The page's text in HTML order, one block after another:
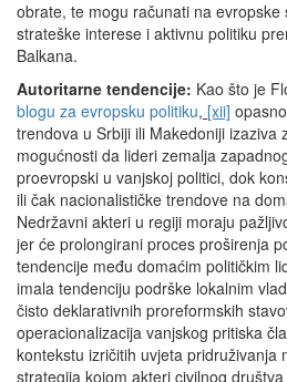
obrate, te mogu računati na evropske
strateške interese i aktivnu politiku
Balkana.
Autoritarne tendencije: Kao što je
blogu za evropsku politiku, [xii]
trendova u Srbiji ili Makedoniji izaziva
mogućnosti da lideri zemalja
proevropski u vanjskoj politici, dok
ili čak nacionalističke trendove na
Nedržavni akteri u regiji moraju
jer će prolongirani proces proširenja
tendencije među domaćim političkim
imala tendenciju podrške lokalnim
čisto deklarativnih proreformskih
operacionalizacija vanjskog pritiska
kontekstu izričitih uvjeta pridruživanja
strategija kojom akteri civilnog